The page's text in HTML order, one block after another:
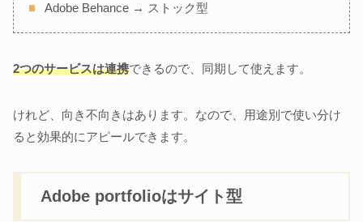
Adobe Behance → ストック型
2つのサービスは連携できるので、同期して使えます。
けれど、向き不向きはあります。なので、用途別で使い分け
ると効果的にアピールできます。
Adobe portfolioはサイト型